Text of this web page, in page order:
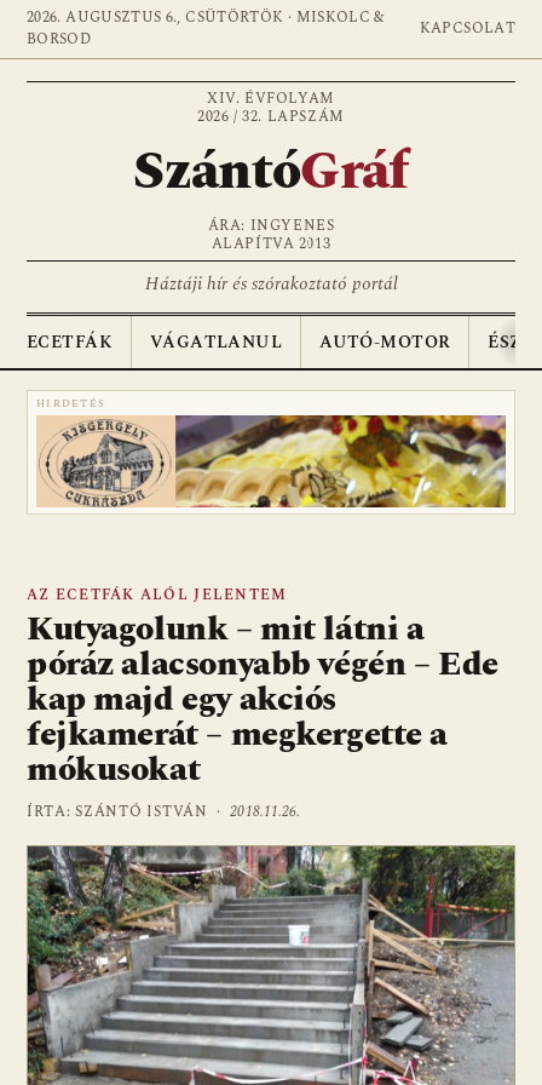
2026. AUGUSZTUS 6., CSÜTÖRTÖK · MISKOLC &
BORSOD
KAPCSOLAT
XIV. ÉVFOLYAM
2026 / 32. LAPSZÁM
SzántóGráf
ÁRA: INGYENES
ALAPÍTVA 2013
Háztáji hír és szórakoztató portál
ECETFÁK VÁGATLANUL AUTÓ-MOTOR
HIRDETÉS
AZ ECETFÁK ALÓL JELENTEM
Kutyagolunk – mit látni a
póráz alacsonyabb végén – Ede
kap majd egy akciós
fejkamerát – megkergette a
mókusokat
ÍRTA: SZÁNTÓ ISTVÁN ·2018.11.26.